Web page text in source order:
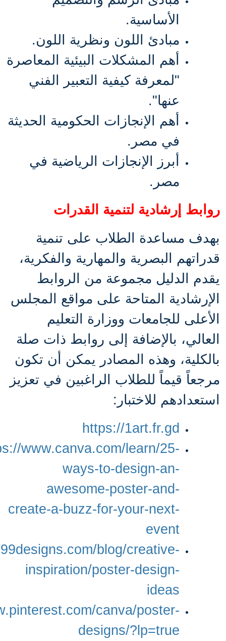
الأساسية.
مبادئ اللون ونظرية اللون.
أهم المشكلات البيئية المعاصرة
"لمعرفة كيفية التعبير الفني
عنها".
أهم الإنجازات الحكومية الحديثة
في مصر .
أبرز الإنجازات الرياضية في
مصر .
روابط إرشادية لتنمية القدرات
بهدف مساعدة الطلاب على تنمية
قدراتهم البصرية والمهارية والفكرية،
يقدم الدليل مجموعة من الروابط
الإرشادية المتاحة على مواقع المجلس
الأعلى للجامعات ووزارة التعليم
العالي، بالإضافة إلى روابط ذات صلة
بالكلية، وهذه المصادر يمكن أن تكون
مرجعاً قيماً للطلاب الراغبين في تعزيز
استعدادهم للاختبار :
https://1art.fr.gd
www.canva.com/learn/25-
ways-to-design-an-
awesome-poster-and-
create-a-buzz-for-your-next-
event
blog/creative-
inspiration/poster-design-
ideas
canva/poster-
designs/?lp=true